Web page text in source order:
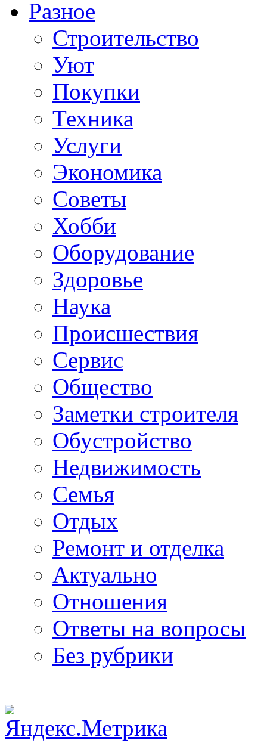
Разное
Строительство
Уют
Покупки
Техника
Услуги
Экономика
Советы
Хобби
Oборудование
Здоровье
Наука
Происшествия
Сервис
Общество
Заметки строителя
Обустройство
Недвижимость
Семья
Отдых
Ремонт и отделка
Актуально
Отношения
Ответы на вопросы
Без рубрики